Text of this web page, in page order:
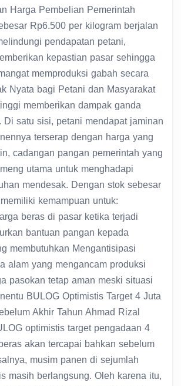
Harga Pembelian Pemerintah
Rp6.500 per kilogram berjalan
pendapatan petani,
kepastian pasar sehingga
memproduksi gabah secara
Nyata bagi Petani dan Masyarakat
memberikan dampak ganda
Di satu sisi, petani mendapat jaminan
terserap dengan harga yang
cadangan pangan pemerintah yang
utama untuk menghadapi
mendesak. Dengan stok sebesar
kemampuan untuk:
beras di pasar ketika terjadi
bantuan pangan kepada
membutuhkan Mengantisipasi
alam yang mengancam produksi
pasokan tetap aman meski situasi
BULOG Optimistis Target 4 Juta
Akhir Tahun Ahmad Rizal
optimistis target pengadaan 4
akan tercapai bahkan sebelum
musim panen di sejumlah
masih berlangsung. Oleh karena itu,